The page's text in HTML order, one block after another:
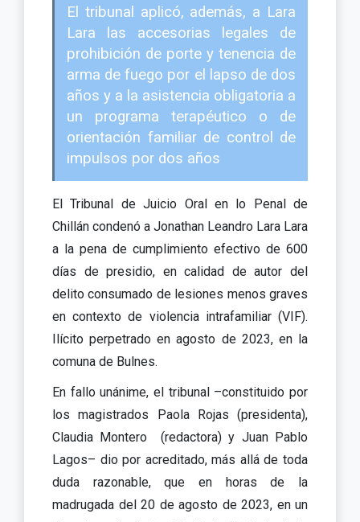
El tribunal aplicó, además, a Lara
Lara las accesorias legales de
prohibición de porte y tenencia de
arma de fuego por el lapso de dos
años y a la asistencia obligatoria a
un programa terapéutico o de
orientación familiar de control de
impulsos por dos años
El Tribunal de Juicio Oral en lo Penal de
Chillán condenó a Jonathan Leandro Lara Lara
a la pena de cumplimiento efectivo de 600
días de presidio, en calidad de autor del
delito consumado de lesiones menos graves
en contexto de violencia intrafamiliar (VIF).
Ilícito perpetrado en agosto de 2023, en la
comuna de Bulnes.
En fallo unánime, el tribunal –constituido por
los magistrados Paola Rojas (presidenta),
Claudia Montero (redactora) y Juan Pablo
Lagos– dio por acreditado, más allá de toda
duda razonable, que en horas de la
madrugada del 20 de agosto de 2023, en un